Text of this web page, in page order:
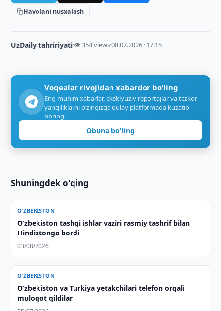
Havolani nusxalash
UzDaily tahririyati·👁 354 views·08.07.2026 · 17:15
Voqealar rivojidan xabardor bo‘ling
Eng muhim xabarlar, eksklyuziv reportajlar va tezkor
yangiliklarni o‘zingizga qulay platformada kuzatib
boring.
Obuna bo'ling
Shuningdek o'qing
O‘ZBEKISTON
O‘zbekiston tashqi ishlar vaziri rasmiy tashrif bilan
Hindistonga bordi
03/08/2026
O‘ZBEKISTON
Oʻzbekiston va Turkiya yetakchilari telefon orqali
muloqot qildilar